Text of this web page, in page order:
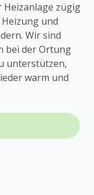
Heizanlage zügig
und
Wir sind
bei der Ortung
unterstützen,
warm und